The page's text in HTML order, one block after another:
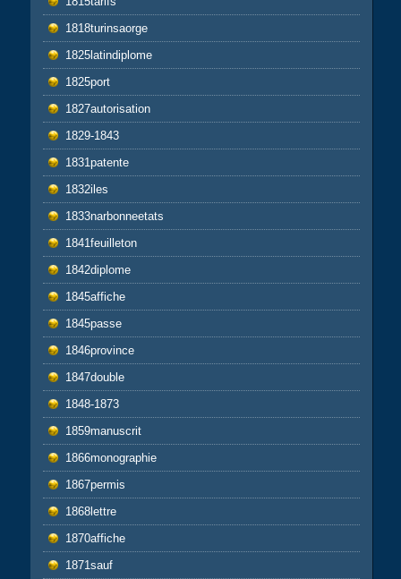
1818turinsaorge
1825latindiplome
1825port
1827autorisation
1829-1843
1831patente
1832iles
1833narbonneetats
1841feuilleton
1842diplome
1845affiche
1845passe
1846province
1847double
1848-1873
1859manuscrit
1866monographie
1867permis
1868lettre
1870affiche
1871sauf